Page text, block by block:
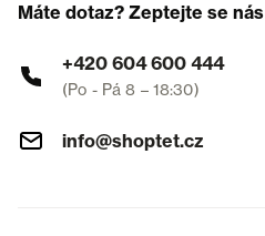
Máte dotaz? Zeptejte se nás
+420 604 600 444
(Po - Pá 8 – 18:30)
info@shoptet.cz